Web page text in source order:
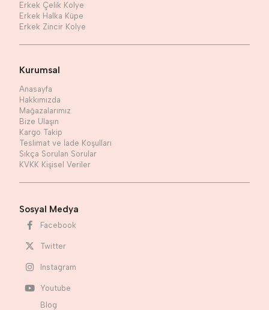
Erkek Çelik Kolye
Erkek Halka Küpe
Erkek Zincir Kolye
Kurumsal
Anasayfa
Hakkımızda
Mağazalarımız
Bize Ulaşın
Kargo Takip
Teslimat ve İade Koşulları
Sıkça Sorulan Sorular
KVKK Kişisel Veriler
Sosyal Medya
Facebook
Twitter
Instagram
Youtube
Blog